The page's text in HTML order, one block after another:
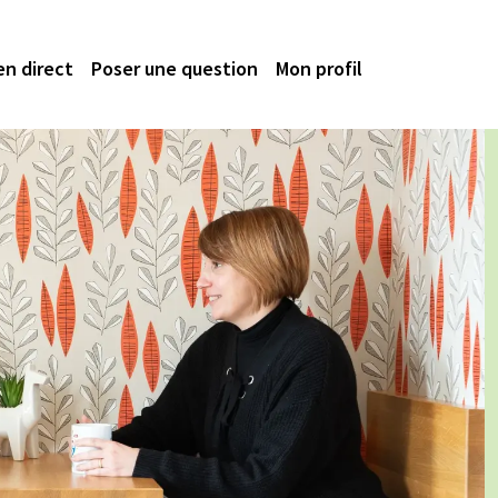
direct Poser une question Mon profil